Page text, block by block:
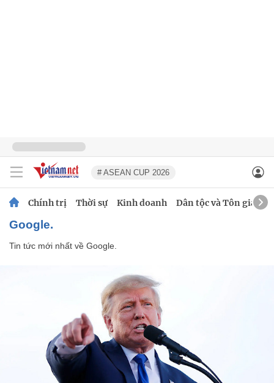
# ASEAN CUP 2026
Chính trị Thời sự Kinh doanh Dân tộc và Tôn giáo
Google.
Tin tức mới nhất về Google.